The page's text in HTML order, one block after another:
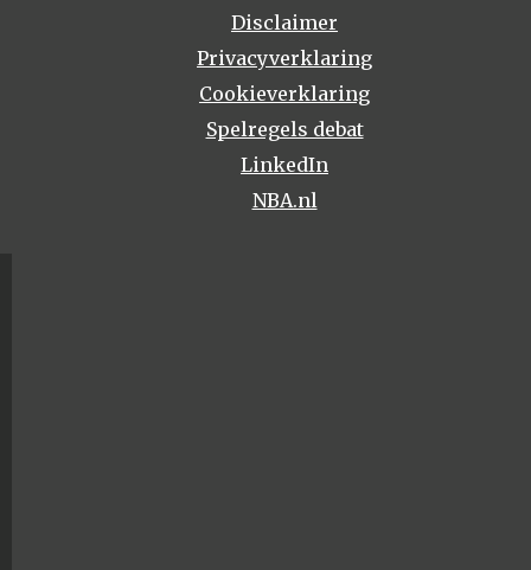
Disclaimer
Privacyverklaring
Cookieverklaring
Spelregels debat
LinkedIn
NBA.nl